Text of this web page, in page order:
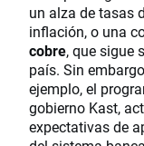
un alza de tasas
inflación, o una
cobre, que sigue
país. Sin
ejemplo, el
gobierno Kast,
expectativas de